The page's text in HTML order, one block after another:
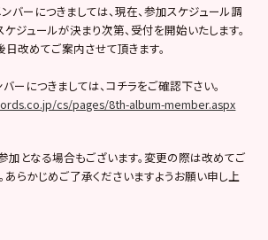
バーにつきましては、現在、参加スケジュール調
ジュールが決まり次第、受付を開始いたします。
日改めてご案内させて頂きます。
につきましては、コチラをご確認下さい。
cs/pages/8th-album-member.aspx
加となる場合もございます。変更の際は改めてご
あらかじめご了承くださいますようお願い申し上